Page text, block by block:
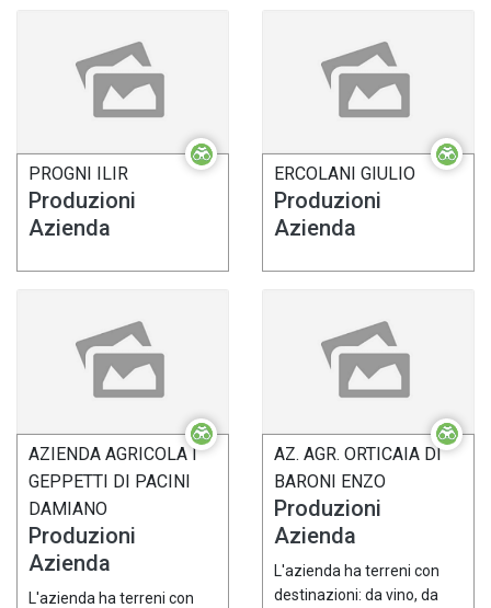
PROGNI ILIR
Produzioni
Azienda
ERCOLANI GIULIO
Produzioni
Azienda
AZIENDA AGRICOLA I
GEPPETTI DI PACINI
DAMIANO
Produzioni
Azienda
L'azienda ha terreni con
AZ. AGR. ORTICAIA DI
BARONI ENZO
Produzioni
Azienda
L'azienda ha terreni con
destinazioni: da vino, da